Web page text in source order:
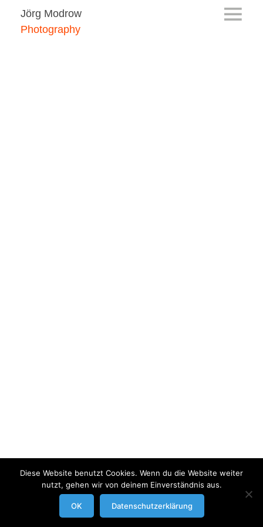
Jörg Modrow
Photography
modrowgrafie.de © 2023 | Impressum/Datenschutzerklaerung
Businessportraits
Diese Website benutzt Cookies. Wenn du die Website weiter
nutzt, gehen wir von deinem Einverständnis aus.
OK Datenschutzerklärung